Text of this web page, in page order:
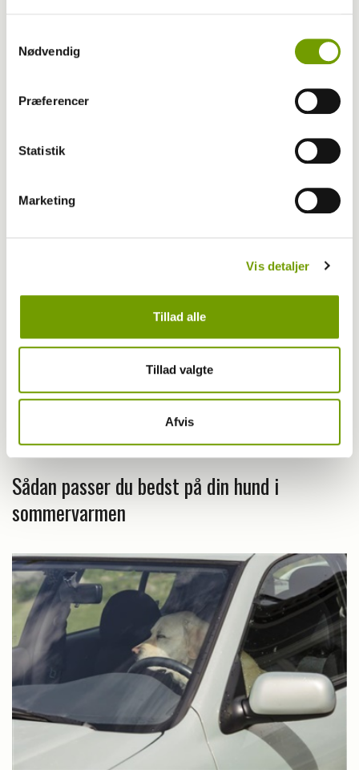
Nødvendig
Præferencer
Statistik
Marketing
Vis detaljer
Tillad alle
Tillad valgte
Afvis
Husk nu det der med varme biler og hunde
Livet med hund
Sådan passer du bedst på din hund i
sommervarmen